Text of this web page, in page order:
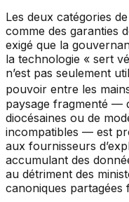
Les deux catégories
comme des garanties
exigé que la
la technologie « sert
n’est pas seulement
pouvoir entre les
paysage fragmenté —
diocésaines ou de
incompatibles — est
aux fournisseurs
accumulant des
au détriment des
canoniques